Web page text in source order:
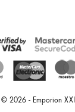
© 2026 - Emporion XXI